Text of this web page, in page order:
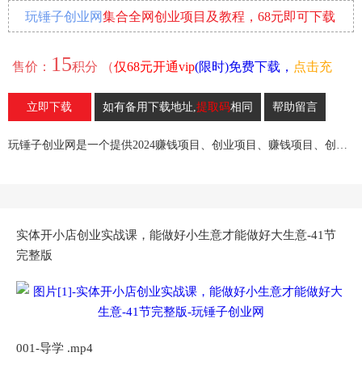
玩锤子创业网集合全网创业项目及教程，68元即可下载
售价： 15积分 （仅68元开通vip(限时)免费下载， 点击充
）
立即下载 如有备用下载地址,提取码相同 帮助留言
玩锤子创业网是一个提供2024赚钱项目、创业项目、赚钱项目、创业赚钱教程、引流教程的创业网,欢迎来玩锤子创业网！
实体开小店创业实战课，能做好小生意才能做好大生意-41节
完整版
001-导学 .mp4